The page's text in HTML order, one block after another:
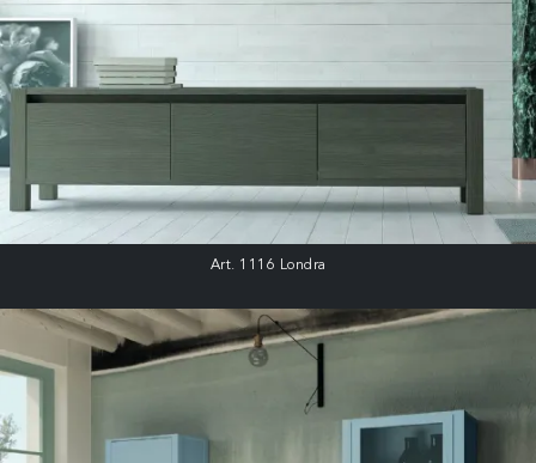
Art. 1116 Londra